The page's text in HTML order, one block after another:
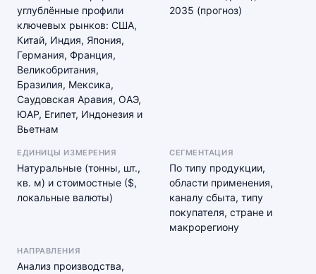
углублённые профили
ключевых рынков: США,
Китай, Индия, Япония,
Германия, Франция,
Великобритания,
Бразилия, Мексика,
Саудовская Аравия, ОАЭ,
ЮАР, Египет, Индонезия и
Вьетнам
2035 (прогноз)
ЕДИНИЦЫ ИЗМЕРЕНИЯ
Натуральные (тонны, шт.,
кв. м) и стоимостные ($,
локальные валюты)
СЕГМЕНТАЦИЯ
По типу продукции,
области применения,
каналу сбыта, типу
покупателя, стране и
макрорегиону
НАПРАВЛЕНИЯ
Анализ производства,